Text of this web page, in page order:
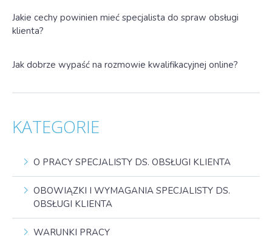
Jakie cechy powinien mieć specjalista do spraw obsługi
klienta?
Jak dobrze wypaść na rozmowie kwalifikacyjnej online?
KATEGORIE
O PRACY SPECJALISTY DS. OBSŁUGI KLIENTA
OBOWIĄZKI I WYMAGANIA SPECJALISTY DS.
OBSŁUGI KLIENTA
WARUNKI PRACY